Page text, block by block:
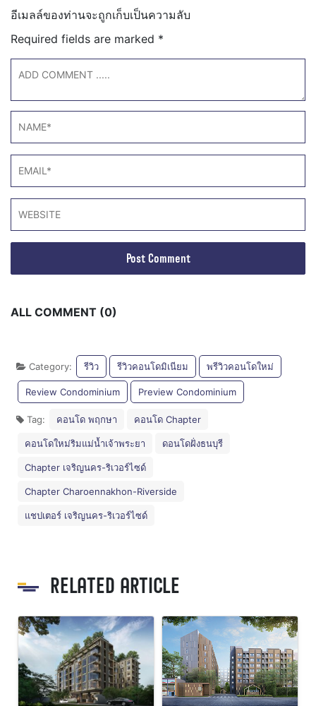
อีเมลล์ของท่านจะถูกเก็บเป็นความลับ
Required fields are marked *
ALL COMMENT (0)
Category: รีวิว รีวิวคอนโดมิเนียม พรีวิวคอนโดใหม่
Review Condominium Preview Condominium
Tag: คอนโด พฤกษา คอนโด Chapter
คอนโดใหม่ริมแม่น้ำเจ้าพระยา ดอนโดฝั่งธนบุรี
Chapter เจริญนคร-ริเวอร์ไซด์
Chapter Charoennakhon-Riverside
แชปเตอร์ เจริญนคร-ริเวอร์ไซด์
RELATED ARTICLE